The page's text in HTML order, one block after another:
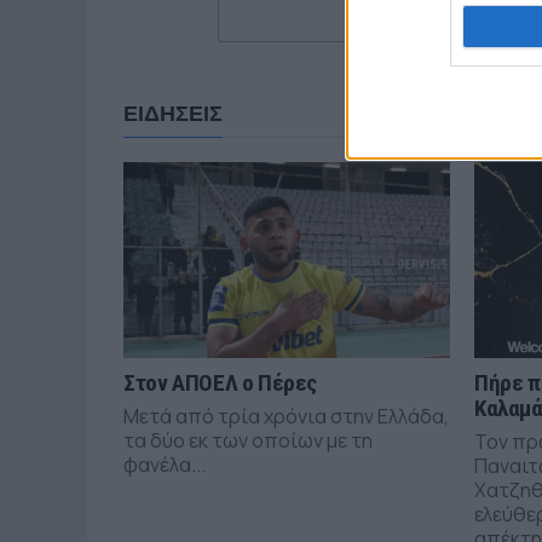
ΕΙΔΗΣΕΙΣ
Στον ΑΠΟΕΛ ο Πέρες
Μετά από τρία χρόνια στην Ελλάδα,
τα δύο εκ των οποίων με τη
φανέλα...
Πήρε
Τον